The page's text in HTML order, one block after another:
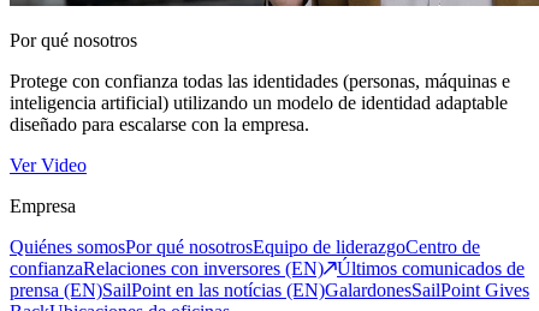
Por qué nosotros
Protege con confianza todas las identidades (personas, máquinas e
inteligencia artificial) utilizando un modelo de identidad adaptable
diseñado para escalarse con la empresa.
Ver Video
Empresa
Quiénes somosPor qué nosotrosEquipo de liderazgoCentro de
confianzaRelaciones con inversores (EN)
Últimos comunicados de
prensa (EN)SailPoint en las notícias (EN)GalardonesSailPoint Gives